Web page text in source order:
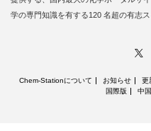
学の専門知識を有する120 名超の有志
Chem-Stationについて お知らせ 更
国際版
中